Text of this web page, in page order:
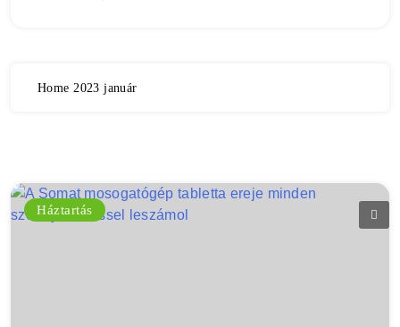
Home 2023 január
Háztartás